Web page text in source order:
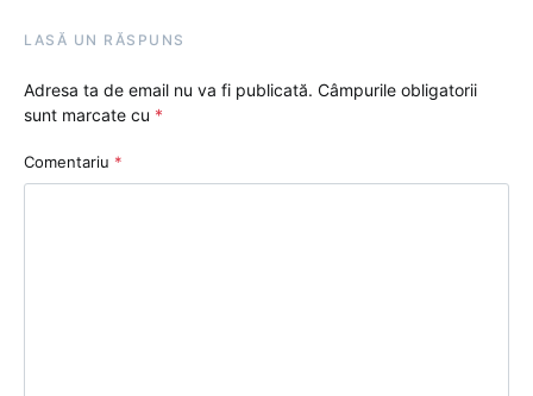
LASĂ UN RĂSPUNS
Adresa ta de email nu va fi publicată. Câmpurile obligatorii
sunt marcate cu *
Comentariu *